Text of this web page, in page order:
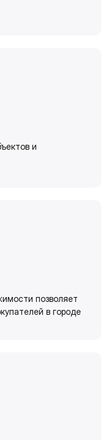
и
позволяет
в городе